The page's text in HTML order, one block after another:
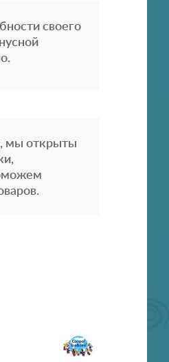
своего
мы открыты